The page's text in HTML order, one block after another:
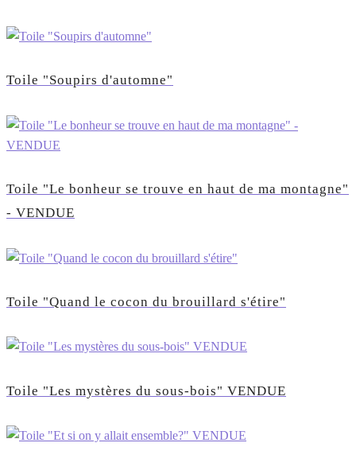
Toile "Soupirs d'automne"
Toile "Le bonheur se trouve en haut de ma montagne"
- VENDUE
Toile "Quand le cocon du brouillard s'étire"
Toile "Les mystères du sous-bois" VENDUE